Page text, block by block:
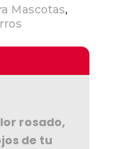
Mascotas,
rosado,
de tu